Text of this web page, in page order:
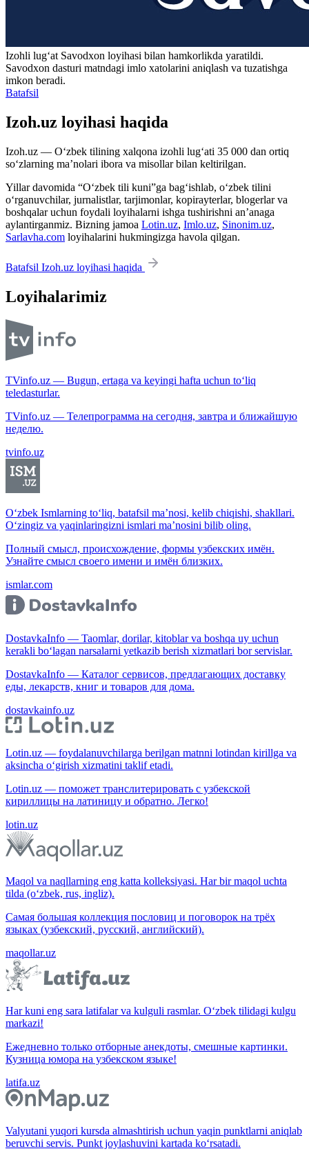
Izohli lugʻat Savodxon loyihasi bilan hamkorlikda yaratildi.
Savodxon dasturi matndagi imlo xatolarini aniqlash va tuzatishga
imkon beradi.
Batafsil
Izoh.uz loyihasi haqida
Izoh.uz — O‘zbek tilining xalqona izohli lug‘ati 35 000 dan ortiq
so‘zlarning ma’nolari ibora va misollar bilan keltirilgan.
Yillar davomida “O‘zbek tili kuni”ga bag‘ishlab, o‘zbek tilini
o‘rganuvchilar, jurnalistlar, tarjimonlar, kopirayterlar, blogerlar va
boshqalar uchun foydali loyihalarni ishga tushirishni an’anaga
aylantirganmiz. Bizning jamoa Lotin.uz, Imlo.uz, Sinonim.uz,
Sarlavha.com loyihalarini hukmingizga havola qilgan.
Batafsil Izoh.uz loyihasi haqida
Loyihalarimiz
TVinfo.uz — Bugun, ertaga va keyingi hafta uchun to‘liq
teledasturlar.
TVinfo.uz — Телепрограмма на сегодня, завтра и ближайшую
неделю.
tvinfo.uz
O‘zbek Ismlarning to‘liq, batafsil ma’nosi, kelib chiqishi, shakllari.
O‘zingiz va yaqinlaringizni ismlari ma’nosini bilib oling.
Полный смысл, происхождение, формы узбекских имён.
Узнайте смысл своего имени и имён близких.
ismlar.com
DostavkaInfo — Taomlar, dorilar, kitoblar va boshqa uy uchun
kerakli bo‘lagan narsalarni yetkazib berish xizmatlari bor servislar.
DostavkaInfo — Каталог сервисов, предлагающих доставку
еды, лекарств, книг и товаров для дома.
dostavkainfo.uz
Lotin.uz — foydalanuvchilarga berilgan matnni lotindan kirillga va
aksincha o‘girish xizmatini taklif etadi.
Lotin.uz — поможет транслитерировать с узбекской
кириллицы на латиницу и обратно. Легко!
lotin.uz
Maqol va naqllarning eng katta kolleksiyasi. Har bir maqol uchta
tilda (o‘zbek, rus, ingliz).
Самая большая коллекция пословиц и поговорок на трёх
языках (узбекский, русский, английский).
maqollar.uz
Har kuni eng sara latifalar va kulguli rasmlar. O‘zbek tilidagi kulgu
markazi!
Ежедневно только отборные анекдоты, смешные картинки.
Кузница юмора на узбекском языке!
latifa.uz
Valyutani yuqori kursda almashtirish uchun yaqin punktlarni aniqlab
beruvchi servis. Punkt joylashuvini kartada ko‘rsatadi.